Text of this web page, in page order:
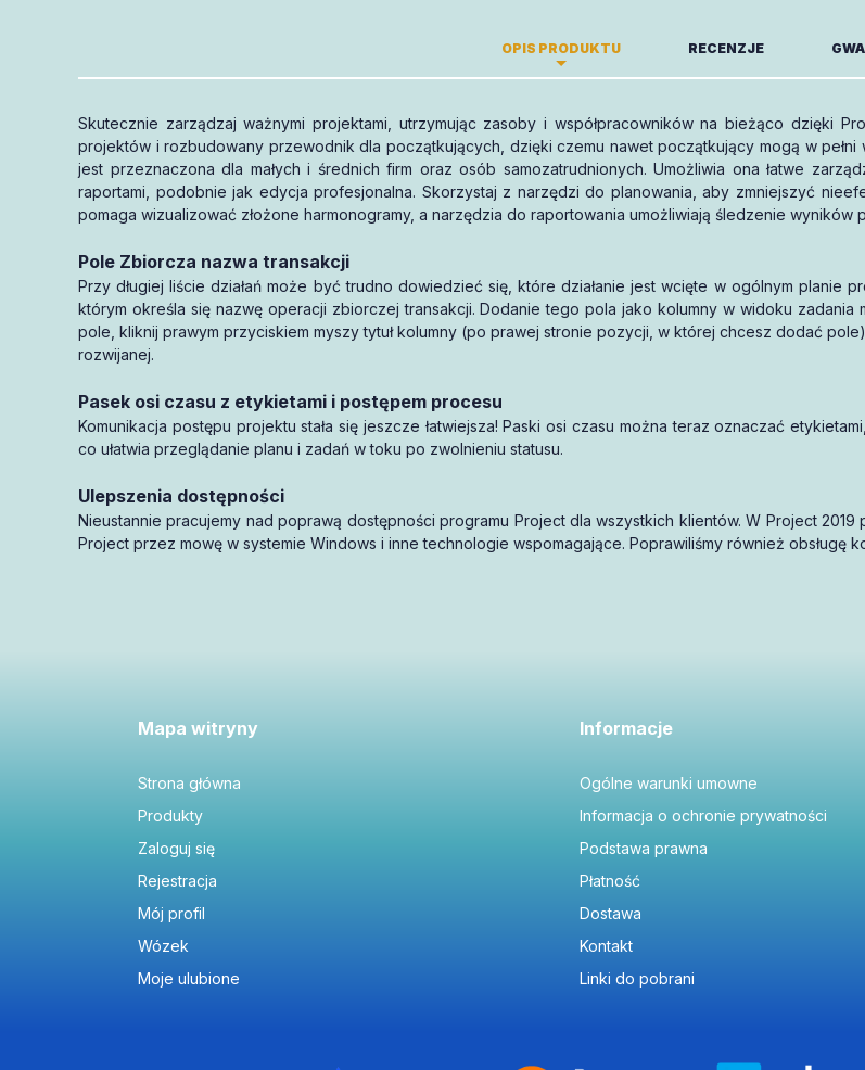
OPIS PRODUKTU RECENZJE
Skutecznie zarządzaj ważnymi projektami, utrzymując zasoby i współpracowników na bieżąco dzięki
projektów i rozbudowany przewodnik dla początkujących, dzięki czemu nawet początkujący mogą w
jest przeznaczona dla małych i średnich firm oraz osób samozatrudnionych. Umożliwia ona łatwe
raportami, podobnie jak edycja profesjonalna. Skorzystaj z narzędzi do planowania, aby zmniejszyć
pomaga wizualizować złożone harmonogramy, a narzędzia do raportowania umożliwiają śledzenie wyników
Pole Zbiorcza nazwa transakcji
Przy długiej liście działań może być trudno dowiedzieć się, które działanie jest wcięte w ogólnym
którym określa się nazwę operacji zbiorczej transakcji. Dodanie tego pola jako kolumny w widoku
pole, kliknij prawym przyciskiem myszy tytuł kolumny (po prawej stronie pozycji, w której chcesz dodać
rozwijanej.
Pasek osi czasu z etykietami i postępem procesu
Komunikacja postępu projektu stała się jeszcze łatwiejsza! Paski osi czasu można teraz oznaczać
co ułatwia przeglądanie planu i zadań w toku po zwolnieniu statusu.
Ulepszenia dostępności
Nieustannie pracujemy nad poprawą dostępności programu Project dla wszystkich klientów. W Project
Project przez mowę w systemie Windows i inne technologie wspomagające. Poprawiliśmy również obsługę
Piszę opinię!
mają 1-miesięczny okres ważności.
wsparcie
pełną gwarancję
aktywację
1 miesiąca
Mapa witryny
Strona główna
Produkty
Zaloguj się
Rejestracja
Mój profil
Wózek
Moje ulubione
Informacje
Ogólne warunki umowne
Informacja o ochronie prywatności
Podstawa prawna
Płatność
Dostawa
Kontakt
Linki do pobrani